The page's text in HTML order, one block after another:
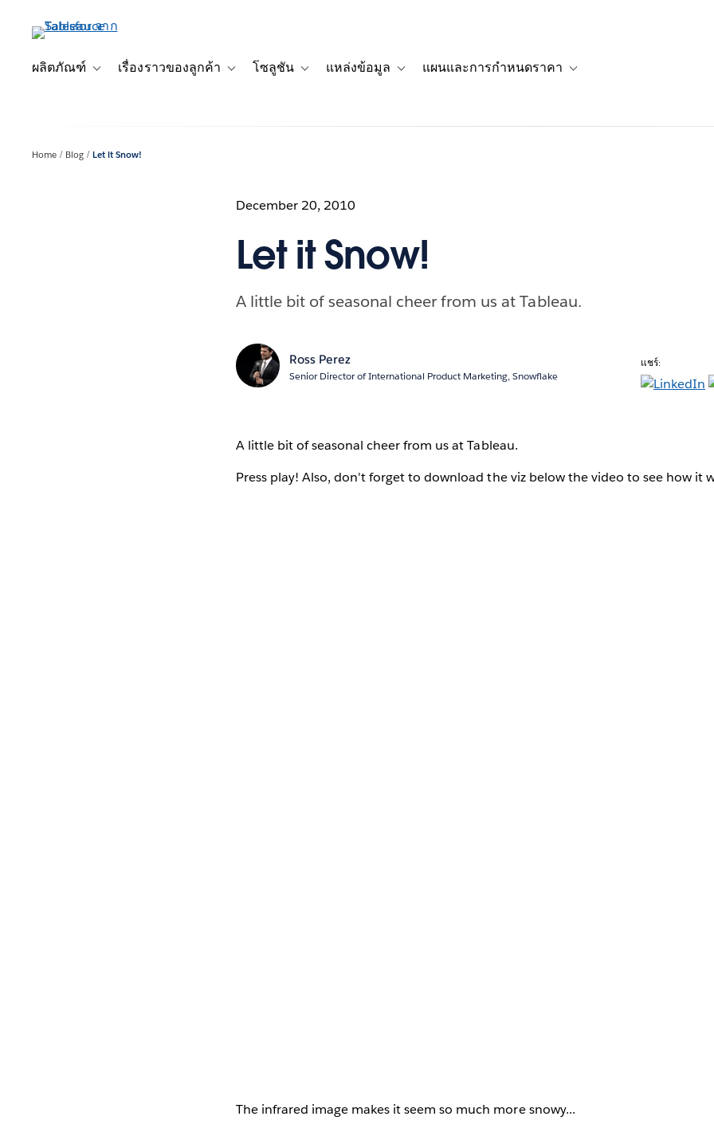
เนื้อหาผลิตภัณฑ์
Toggle sub-navigation for ผลิตภัณฑ์
เรื่องราวของลูกค้า
Toggle sub-navigation for เรื่องราวของลูกค้า
โซลูชัน
Toggle sub-navigation for โซลูชัน
แหล่งข้อมูล แผนและการกำหนดราคา
Home Blog Let it Snow!
December 20, 2010
Let it Snow!
A little bit of seasonal cheer from us at Tableau.
Ross Perez
Senior Director of International Product Marketing, Snowflake
แชร์:
A little bit of seasonal cheer from us at Tableau.
Press play! Also, don't forget to download the viz below the video to see how it
The infrared image makes it seem so much more snowy...